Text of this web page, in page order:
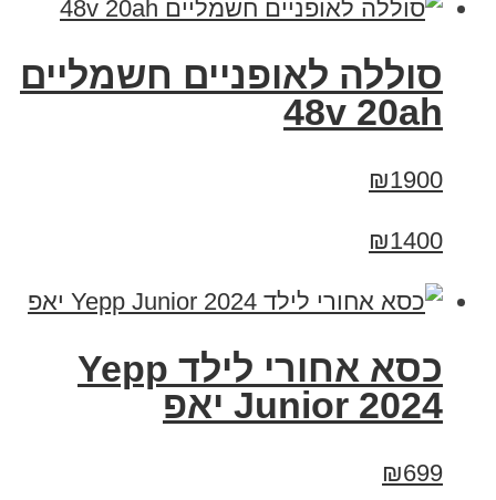
סוללה לאופניים חשמליים
48v 20ah
₪1900
₪1400
כסא אחורי לילד Yepp
Junior 2024 יאפ
₪699